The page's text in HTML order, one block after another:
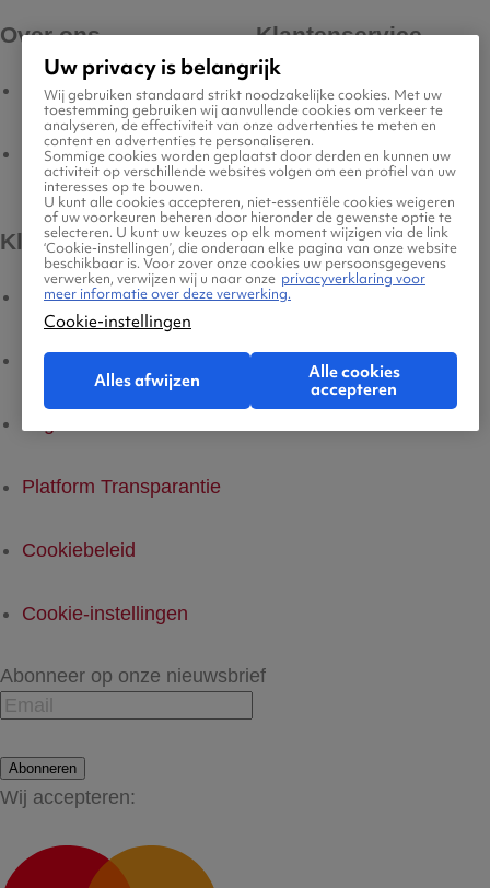
Over ons
Vluchten
Hotels
Klantenservice
Contact
Meest gestelde vragen
Kleine lettertjes
Voorwaarden
Privacyverklaring
Platform Transparantie
Cookiebeleid
Cookie-instellingen
Abonneer op onze nieuwsbrief
Abonneren
Wij accepteren:
Uw privacy is belangrijk
Wij gebruiken standaard strikt noodzakelijke cookies. Met uw
toestemming gebruiken wij aanvullende cookies om verkeer te
analyseren, de effectiviteit van onze advertenties te meten en
content en advertenties te personaliseren.
Sommige cookies worden geplaatst door derden en kunnen uw
activiteit op verschillende websites volgen om een profiel van uw
interesses op te bouwen.
U kunt alle cookies accepteren, niet-essentiële cookies weigeren
of uw voorkeuren beheren door hieronder de gewenste optie te
selecteren. U kunt uw keuzes op elk moment wijzigen via de link
‘Cookie-instellingen’, die onderaan elke pagina van onze website
beschikbaar is. Voor zover onze cookies uw persoonsgegevens
verwerken, verwijzen wij u naar onze privacyverklaring voor
meer informatie over deze verwerking.
Cookie-instellingen
Alles afwijzen
Alle cookies
accepteren